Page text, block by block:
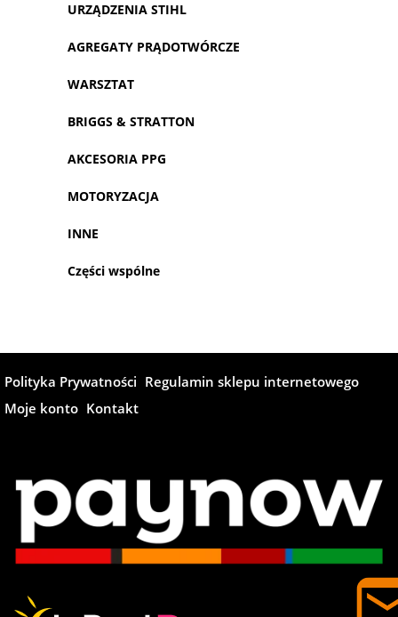
URZĄDZENIA STIHL
AGREGATY PRĄDOTWÓRCZE
WARSZTAT
BRIGGS & STRATTON
AKCESORIA PPG
MOTORYZACJA
INNE
Części wspólne
Polityka Prywatności Regulamin sklepu internetowego
Moje konto Kontakt